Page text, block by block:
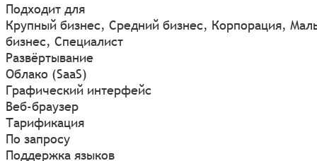
Подходит для
Крупный бизнес, Средний бизнес, Корпорация,
бизнес, Специалист
Развёртывание
Облако (SaaS)
Графический интерфейс
Веб-браузер
Тарификация
По запросу
Поддержка языков